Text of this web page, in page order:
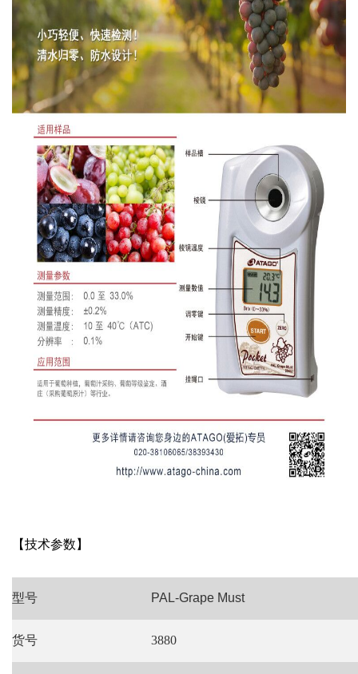
【技术参数】
型号 PAL-Grape Must
货号 3880